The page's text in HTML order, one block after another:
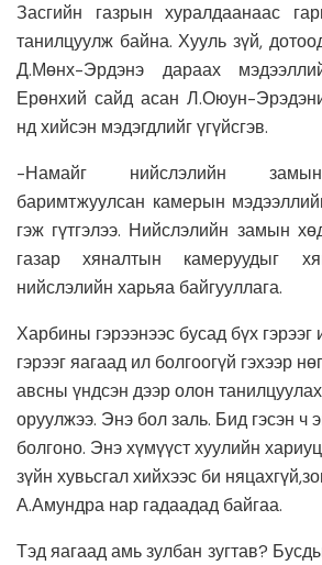
Засгийн газрын хуралдаанаас
танилцуулж байна. Хууль зүй,
Д.Мөнх-Эрдэнэ дараах
Ерөнхий сайд асан Л.Оюун-
нд хийсэн мэдэгдлийг үгүйсгэв.
-Намайг нийслэлийн замын
баримтжуулсан камерын
гэж гүтгэлээ. Нийслэлийн замын
газар хяналтын камеруудыг
нийслэлийн харьяа байгууллага.
Харбины гэрээнээс бусад бүх
гэрээг яагаад ил болгоогүй гэхээр
авсны үндсэн дээр олон
оруулжээ. Энэ бол заль. Бид гэсэн ч
болгоно. Энэ хүмүүст хуулийн
зүйн хувьсгал хийхээс би
А.Амундра нар гадаадад байгаа.
Тэд яагаад амь зулбан зугтав?